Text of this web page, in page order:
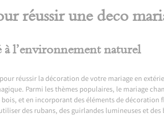
réussir une deco
l’environnement naturel
réussir la décoration de votre mariage en
Parmi les thèmes populaires, le mariage
et en incorporant des éléments de
des rubans, des guirlandes lumineuses et